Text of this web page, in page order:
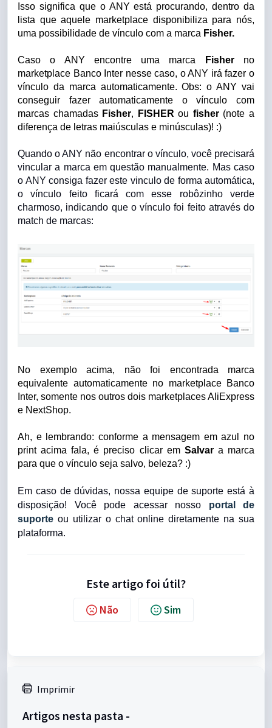
Isso significa que o ANY está procurando, dentro da
lista que aquele marketplace disponibiliza para nós,
uma possibilidade de vínculo com a marca Fisher.
Caso o ANY encontre uma marca Fisher no
marketplace Banco Inter nesse caso, o ANY irá fazer o
vínculo da marca automaticamente. Obs: o ANY vai
conseguir fazer automaticamente o vínculo com
marcas chamadas Fisher, FISHERou fisher (note a
diferença de letras maiúsculas e minúsculas)! :)
Quando o ANY não encontrar o vínculo, você precisará
vincular a marca em questão manualmente. Mas caso
o ANY consiga fazer este vinculo de forma automática,
o vínculo feito ficará com esse robôzinho verde
charmoso, indicando que o vínculo foi feito através do
match de marcas:
No exemplo acima, não foi encontrada marca
equivalente automaticamente no marketplace Banco
Inter, somente nos outros dois marketplaces AliExpress
e NextShop.
Ah, e lembrando: conforme a mensagem em azul no
print acima fala, é preciso clicar em Salvar a marca
para que o vínculo seja salvo, beleza? :)
Em caso de dúvidas, nossa equipe de suporte está à
disposição! Você pode acessar nosso portal de
suporte ou utilizar o chat online diretamente na sua
plataforma.
Este artigo foi útil?
Não Sim
Imprimir
Artigos nesta pasta -